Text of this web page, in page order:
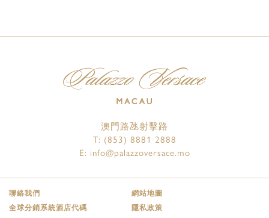
澳門路氹射擊路
T: (853) 8881 2888
E: info@palazzoversace.mo
聯絡我們
網站地圖
全球分銷系統酒店代碼
隱私政策